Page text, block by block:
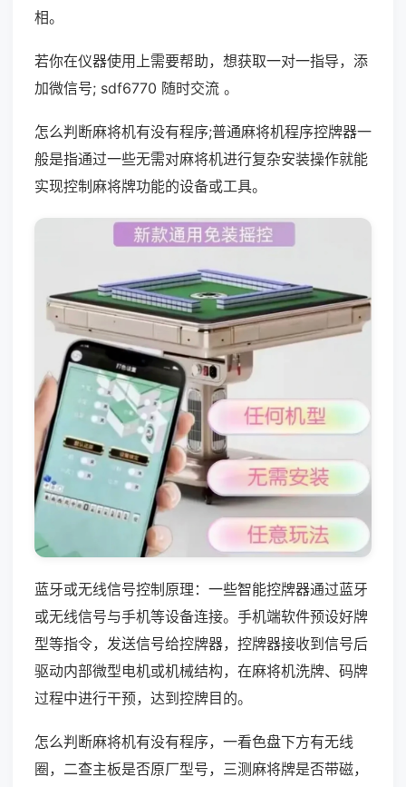
相。
若你在仪器使用上需要帮助，想获取一对一指导，添
加微信号; sdf6770 随时交流 。
怎么判断麻将机有没有程序;普通麻将机程序控牌器一
般是指通过一些无需对麻将机进行复杂安装操作就能
实现控制麻将牌功能的设备或工具。
蓝牙或无线信号控制原理：一些智能控牌器通过蓝牙
或无线信号与手机等设备连接。手机端软件预设好牌
型等指令，发送信号给控牌器，控牌器接收到信号后
驱动内部微型电机或机械结构，在麻将机洗牌、码牌
过程中进行干预，达到控牌目的。
怎么判断麻将机有没有程序，一看色盘下方有无线
圈，二查主板是否原厂型号，三测麻将牌是否带磁，